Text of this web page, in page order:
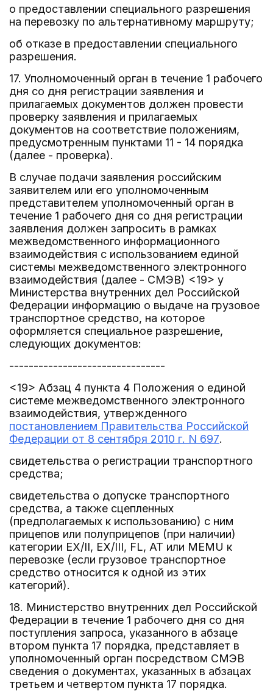
о предоставлении специального разрешения
на перевозку по альтернативному маршруту;
об отказе в предоставлении специального
разрешения.
17. Уполномоченный орган в течение 1 рабочего
дня со дня регистрации заявления и
прилагаемых документов должен провести
проверку заявления и прилагаемых
документов на соответствие положениям,
предусмотренным пунктами 11 - 14 порядка
(далее - проверка).
В случае подачи заявления российским
заявителем или его уполномоченным
представителем уполномоченный орган в
течение 1 рабочего дня со дня регистрации
заявления должен запросить в рамках
межведомственного информационного
взаимодействия с использованием единой
системы межведомственного электронного
взаимодействия (далее - СМЭВ) <19> у
Министерства внутренних дел Российской
Федерации информацию о выдаче на грузовое
транспортное средство, на которое
оформляется специальное разрешение,
следующих документов:
--------------------------------
<19> Абзац 4 пункта 4 Положения о единой
системе межведомственного электронного
взаимодействия, утвержденного
постановлением Правительства Российской
Федерации от 8 сентября 2010 г. N 697.
свидетельства о регистрации транспортного
средства;
свидетельства о допуске транспортного
средства, а также сцепленных
(предполагаемых к использованию) с ним
прицепов или полуприцепов (при наличии)
категории EX/II, EX/III, FL, AT или MEMU к
перевозке (если грузовое транспортное
средство относится к одной из этих
категорий).
18. Министерство внутренних дел Российской
Федерации в течение 1 рабочего дня со дня
поступления запроса, указанного в абзаце
втором пункта 17 порядка, представляет в
уполномоченный орган посредством СМЭВ
сведения о документах, указанных в абзацах
третьем и четвертом пункта 17 порядка.